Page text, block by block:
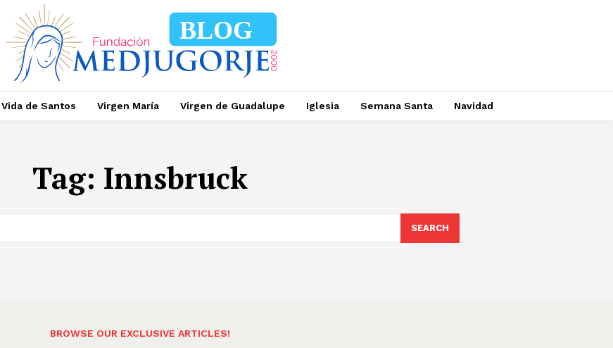
BLOG
Vida de Santos Virgen María Virgen de Guadalupe Iglesia Semana Santa Navidad
Tag: Innsbruck
SEARCH
BROWSE OUR EXCLUSIVE ARTICLES!